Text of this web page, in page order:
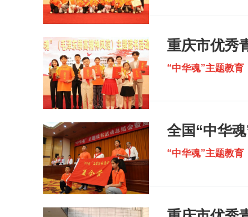
“中华魂”主题教育
“中华魂”主题教育